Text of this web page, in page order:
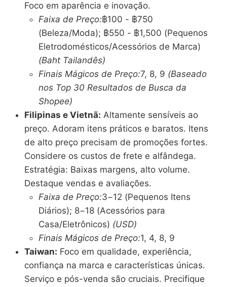
Foco em aparência e inovação.
Faixa de Preço:฿100 - ฿750
(Beleza/Moda); ฿550 - ฿1,500 (Pequenos
Eletrodomésticos/Acessórios de Marca)
(Baht Tailandês)
Finais Mágicos de Preço:7, 8, 9 (Baseado
nos Top 30 Resultados de Busca da
Shopee)
Filipinas e Vietnã: Altamente sensíveis ao
preço. Adoram itens práticos e baratos. Itens
de alto preço precisam de promoções fortes.
Considere os custos de frete e alfândega.
Estratégia: Baixas margens, alto volume.
Destaque vendas e avaliações.
Faixa de Preço:3−12 (Pequenos Itens
Diários); 8−18 (Acessórios para
Casa/Eletrônicos) (USD)
Finais Mágicos de Preço:1, 4, 8, 9
Taiwan: Foco em qualidade, experiência,
confiança na marca e características únicas.
Serviço e pós-venda são cruciais. Precifique